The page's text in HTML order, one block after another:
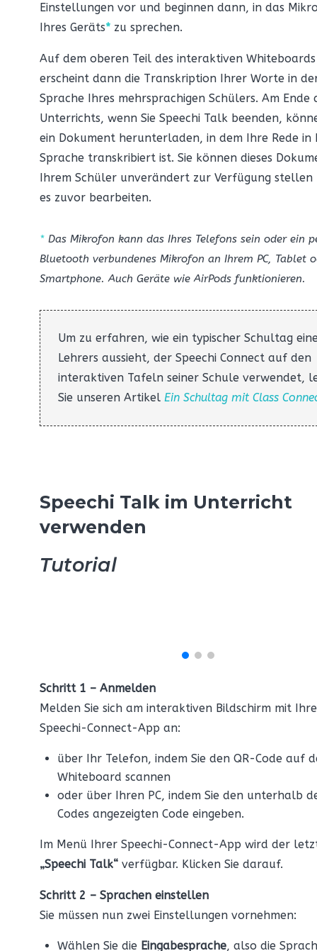
Einstellungen vor und beginnen dann, in das
Ihres Geräts* zu sprechen.
Auf dem oberen Teil des interaktiven Whiteboards
erscheint dann die Transkription Ihrer Worte in
Sprache Ihres mehrsprachigen Schülers. Am Ende
Unterrichts, wenn Sie Speechi Talk beenden,
ein Dokument herunterladen, in dem Ihre Rede in
Sprache transkribiert ist. Sie können dieses
Ihrem Schüler unverändert zur Verfügung stellen
es zuvor bearbeiten.
* Das Mikrofon kann das Ihres Telefons sein oder ein
Bluetooth verbundenes Mikrofon an Ihrem PC, Tablet
Smartphone. Auch Geräte wie AirPods funktionieren.
Um zu erfahren, wie ein typischer Schultag
Lehrers aussieht, der Speechi Connect auf den
interaktiven Tafeln seiner Schule verwendet,
Sie unseren Artikel Ein Schultag mit Class
Speechi Talk im Unterricht
verwenden
Tutorial
Schritt 1 – Anmelden
Melden Sie sich am interaktiven Bildschirm mit
Speechi-Connect-App an:
über Ihr Telefon, indem Sie den QR-Code auf
Whiteboard scannen
oder über Ihren PC, indem Sie den unterhalb
Codes angezeigten Code eingeben.
Im Menü Ihrer Speechi-Connect-App wird der
„Speechi Talk“ verfügbar. Klicken Sie darauf.
Schritt 2 – Sprachen einstellen
Sie müssen nun zwei Einstellungen vornehmen:
Wählen Sie die Eingabesprache, also die